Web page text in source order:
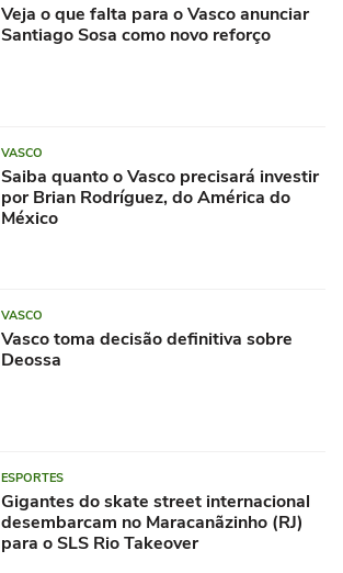
Veja o que falta para o Vasco anunciar
Santiago Sosa como novo reforço
VASCO
Saiba quanto o Vasco precisará investir
por Brian Rodríguez, do América do
México
VASCO
Vasco toma decisão definitiva sobre
Deossa
ESPORTES
Gigantes do skate street internacional
desembarcam no Maracanãzinho (RJ)
para o SLS Rio Takeover